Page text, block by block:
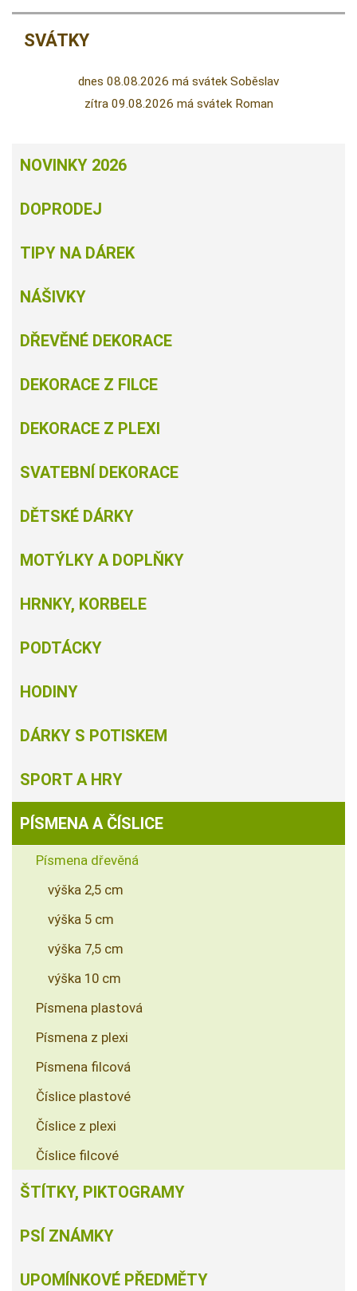
SVÁTKY
dnes 08.08.2026 má svátek Soběslav
zítra 09.08.2026 má svátek Roman
NOVINKY 2026
DOPRODEJ
TIPY NA DÁREK
NÁŠIVKY
DŘEVĚNÉ DEKORACE
DEKORACE Z FILCE
DEKORACE Z PLEXI
SVATEBNÍ DEKORACE
DĚTSKÉ DÁRKY
MOTÝLKY A DOPLŇKY
HRNKY, KORBELE
PODTÁCKY
HODINY
DÁRKY S POTISKEM
SPORT A HRY
PÍSMENA A ČÍSLICE
Písmena dřevěná
výška 2,5 cm
výška 5 cm
výška 7,5 cm
výška 10 cm
Písmena plastová
Písmena z plexi
Písmena filcová
Číslice plastové
Číslice z plexi
Číslice filcové
ŠTÍTKY, PIKTOGRAMY
PSÍ ZNÁMKY
UPOMÍNKOVÉ PŘEDMĚTY